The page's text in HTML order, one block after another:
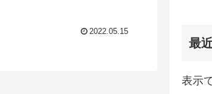
2022.05.15
最
表示